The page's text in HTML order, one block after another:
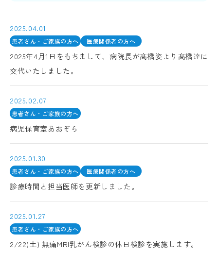
2025.04.01
患者さん・ご家族の方へ 医療関係者の方へ
2025年4月1日をもちまして、病院長が髙橋姿より髙橋達に
交代いたしました。
2025.02.07
患者さん・ご家族の方へ
病児保育室あおぞら
2025.01.30
患者さん・ご家族の方へ 医療関係者の方へ
診療時間と担当医師を更新しました。
2025.01.27
患者さん・ご家族の方へ
2/22(土) 無痛MRI乳がん検診の休日検診を実施します。